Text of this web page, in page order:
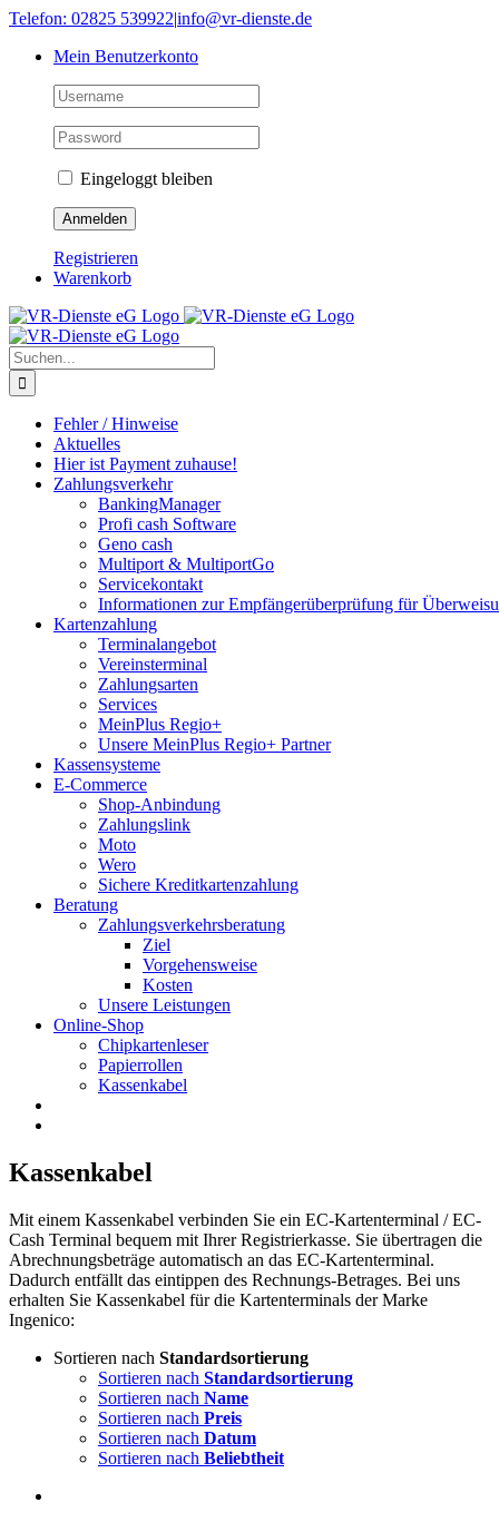
Skip
content
Telefon: 02825 539922|info@vr-dienste.de
Mein Benutzerkonto
Eingeloggt bleiben
Registrieren
Warenkorb
Suche
nach:
Fehler / Hinweise
Aktuelles
Hier ist Payment zuhause!
Zahlungsverkehr
BankingManager
Profi cash Software
Geno cash
Multiport & MultiportGo
Servicekontakt
Informationen zur Empfängerüberprüfung für
Kartenzahlung
Terminalangebot
Vereinsterminal
Zahlungsarten
Services
MeinPlus Regio+
Unsere MeinPlus Regio+ Partner
Kassensysteme
E-Commerce
Shop-Anbindung
Zahlungslink
Moto
Wero
Sichere Kreditkartenzahlung
Beratung
Zahlungsverkehrsberatung
Ziel
Vorgehensweise
Kosten
Unsere Leistungen
Online-Shop
Chipkartenleser
Papierrollen
Kassenkabel
Kassenkabel
Mit einem Kassenkabel verbinden Sie ein EC-Kartenterminal / EC-
Cash Terminal bequem mit Ihrer Registrierkasse. Sie übertragen die
Abrechnungsbeträge automatisch an das EC-Kartenterminal.
Dadurch entfällt das eintippen des Rechnungs-Betrages. Bei uns
erhalten Sie Kassenkabel für die Kartenterminals der Marke
Ingenico:
Sortieren nach Standardsortierung
Sortieren nach Standardsortierung
Sortieren nach Name
Sortieren nach Preis
Sortieren nach Datum
Sortieren nach Beliebtheit